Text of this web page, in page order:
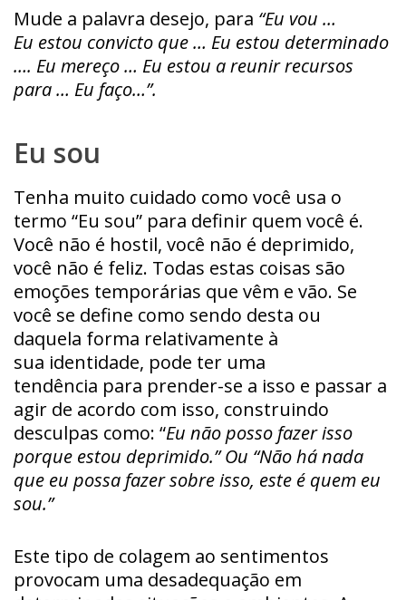
Mude a palavra desejo, para “Eu vou …
Eu estou convicto que … Eu estou determinado
…. Eu mereço … Eu estou a reunir recursos
para … Eu faço…”.
Eu sou
Tenha muito cuidado como você usa o
termo “Eu sou” para definir quem você é.
Você não é hostil, você não é deprimido,
você não é feliz. Todas estas coisas são
emoções temporárias que vêm e vão. Se
você se define como sendo desta ou
daquela forma relativamente à
sua identidade, pode ter uma
tendência para prender-se a isso e passar a
agir de acordo com isso, construindo
desculpas como: “Eu não posso fazer isso
porque estou deprimido.” Ou “Não há nada
que eu possa fazer sobre isso, este é quem eu
sou.”
Este tipo de colagem ao sentimentos
provocam uma desadequação em